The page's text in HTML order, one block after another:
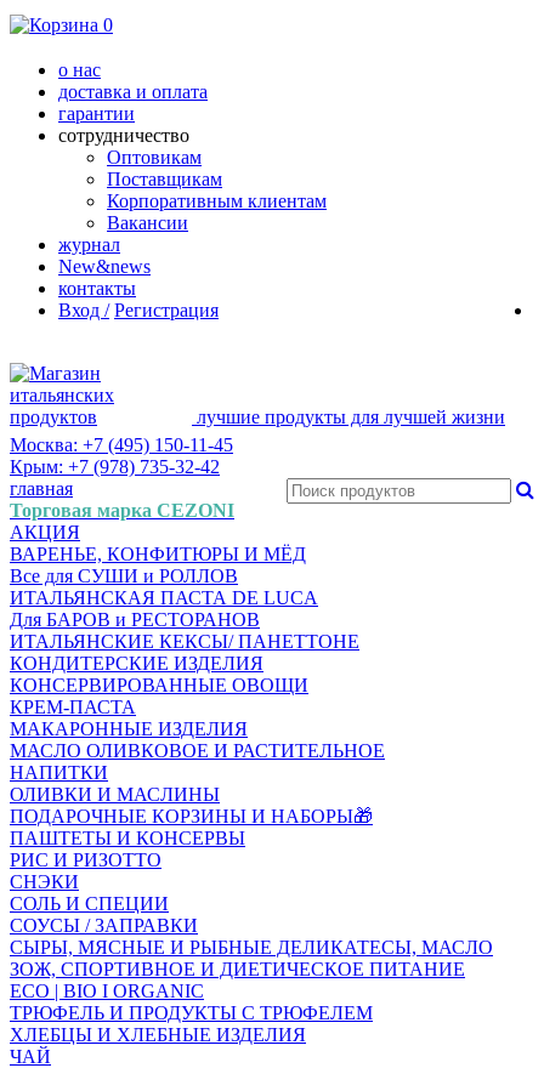
0
о нас
доставка и оплата
гарантии
сотрудничество
Оптовикам
Поставщикам
Корпоративным клиентам
Вакансии
журнал
New&news
контакты
Вход / Регистрация
лучшие продукты для лучшей жизни
Москва: +7 (495) 150-11-45
Крым: +7 (978) 735-32-42
главная
Торговая марка CEZONI
АКЦИЯ
ВАРЕНЬЕ, КОНФИТЮРЫ И МЁД
Все для СУШИ и РОЛЛОВ
ИТАЛЬЯНСКАЯ ПАСТА DE LUCA
Для БАРОВ и РЕСТОРАНОВ
ИТАЛЬЯНСКИЕ КЕКСЫ/ ПАНЕТТОНЕ
КОНДИТЕРСКИЕ ИЗДЕЛИЯ
КОНСЕРВИРОВАННЫЕ ОВОЩИ
КРЕМ-ПАСТА
МАКАРОННЫЕ ИЗДЕЛИЯ
МАСЛО ОЛИВКОВОЕ И РАСТИТЕЛЬНОЕ
НАПИТКИ
ОЛИВКИ И МАСЛИНЫ
ПОДАРОЧНЫЕ КОРЗИНЫ И НАБОРЫ🎁
ПАШТЕТЫ И КОНСЕРВЫ
РИС И РИЗОТТО
СНЭКИ
СОЛЬ И СПЕЦИИ
СОУСЫ / ЗАПРАВКИ
СЫРЫ, МЯСНЫЕ И РЫБНЫЕ ДЕЛИКАТЕСЫ, МАСЛО
ЗОЖ, СПОРТИВНОЕ И ДИЕТИЧЕСКОЕ ПИТАНИЕ
ECO | BIO I ORGANIC
ТРЮФЕЛЬ И ПРОДУКТЫ С ТРЮФЕЛЕМ
ХЛЕБЦЫ И ХЛЕБНЫЕ ИЗДЕЛИЯ
ЧАЙ